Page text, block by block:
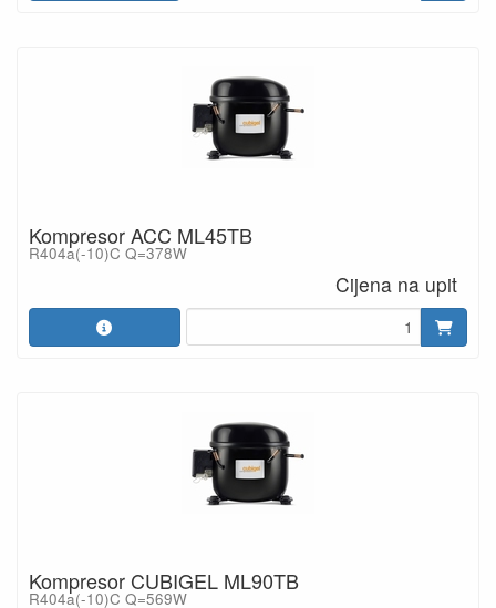
Kompresor ACC ML45TB
R404a(-10)C Q=378W
Cijena na upit
Kompresor CUBIGEL ML90TB
R404a(-10)C Q=569W